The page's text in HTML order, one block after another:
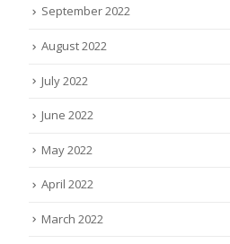
September 2022
August 2022
July 2022
June 2022
May 2022
April 2022
March 2022